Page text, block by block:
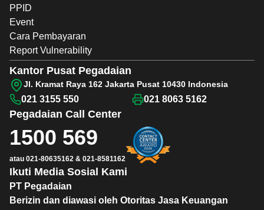
PPID
Event
Cara Pembayaran
Report Vulnerability
PT Pegadaian
Berizin dan diawasi oleh Otoritas Jasa Keuangan
Ikuti Media Sosial Kami
Pegadaian Call Center
1500 569
atau 021-80635162 & 021-8581162
Kantor Pusat Pegadaian
Jl. Kramat Raya 162 Jakarta Pusat 10430 Indonesia
021 3155 550 021 8063 5162